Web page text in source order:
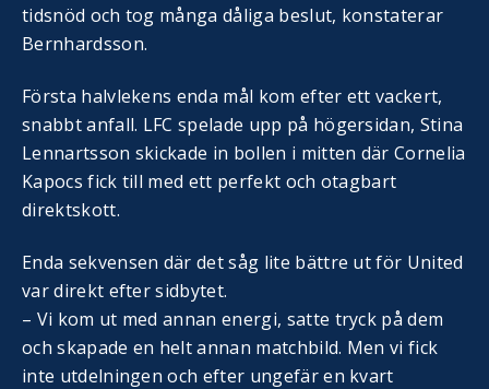
tidsnöd och tog många dåliga beslut, konstaterar
Bernhardsson.
Första halvlekens enda mål kom efter ett vackert,
snabbt anfall. LFC spelade upp på högersidan, Stina
Lennartsson skickade in bollen i mitten där Cornelia
Kapocs fick till med ett perfekt och otagbart
direktskott.
Enda sekvensen där det såg lite bättre ut för United
var direkt efter sidbytet.
– Vi kom ut med annan energi, satte tryck på dem
och skapade en helt annan matchbild. Men vi fick
inte utdelningen och efter ungefär en kvart